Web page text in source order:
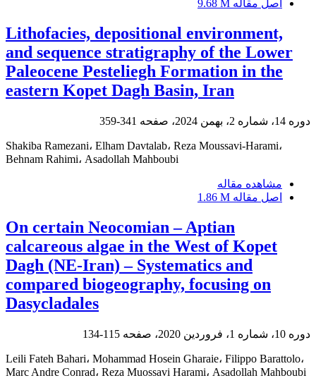
اصل مقاله 9.68 M
Lithofacies, depositional environment,
and sequence stratigraphy of the Lower
Paleocene Pesteliegh Formation in the
eastern Kopet Dagh Basin, Iran
دوره 14، شماره 2، بهمن 2024، صفحه 341-359
Shakiba Ramezani، Elham Davtalab، Reza Moussavi-Harami،
Behnam Rahimi، Asadollah Mahboubi
مشاهده مقاله
اصل مقاله 1.86 M
On certain Neocomian – Aptian
calcareous algae in the West of Kopet
Dagh (NE-Iran) – Systematics and
compared biogeography, focusing on
Dasycladales
دوره 10، شماره 1، فروردین 2020، صفحه 115-134
Leili Fateh Bahari، Mohammad Hosein Gharaie، Filippo Barattolo،
Marc Andre Conrad، Reza Muossavi Harami، Asadollah Mahboubi